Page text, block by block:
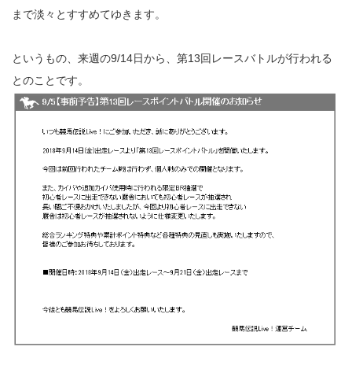
まで淡々とすすめてゆきます。
というもの、来週の9/14日から、第13回レースバトルが行われる
とのことです。